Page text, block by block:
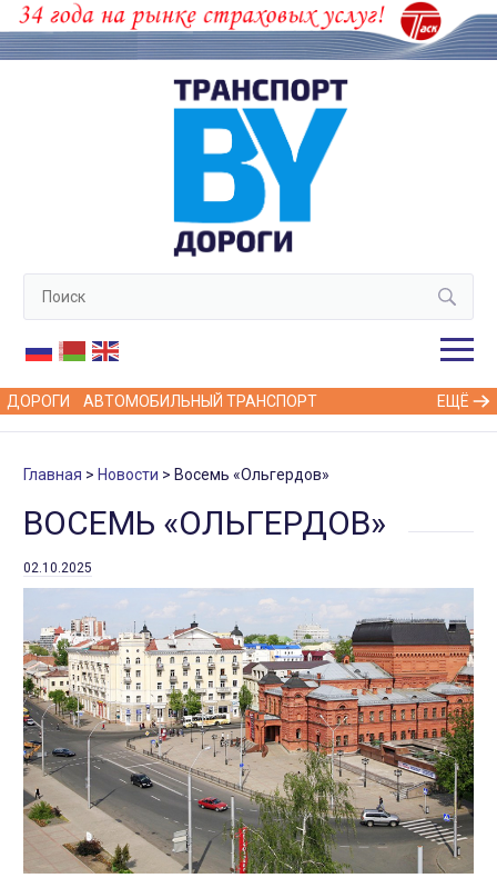
ДОРОГИ АВТОМОБИЛЬНЫЙ ТРАНСПОРТ ЕЩЁ
Главная Новости Восемь «Ольгердов»
ВОСЕМЬ «ОЛЬГЕРДОВ»
02.10.2025